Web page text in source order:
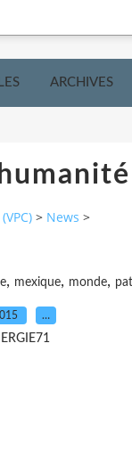
ARCHIVES
> News >
, mexique, monde,
…